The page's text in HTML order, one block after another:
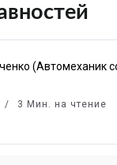
(Автомеханик
3 Мин. на чтение